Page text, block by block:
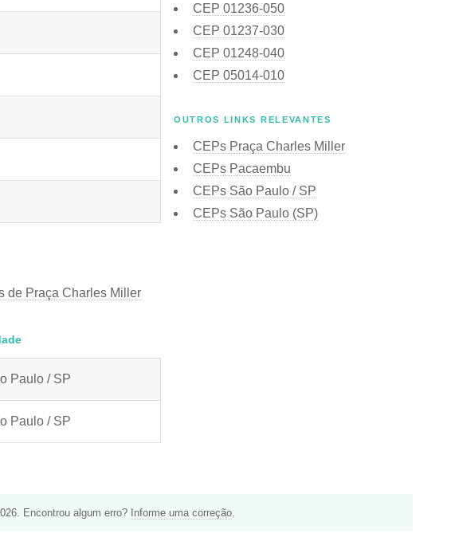
de Praça Charles Miller
Paulo / SP
Paulo / SP
CEP 01236-050
CEP 01237-030
CEP 01248-040
CEP 05014-010
OUTROS LINKS RELEVANTES
CEPs Praça Charles Miller
CEPs Pacaembu
CEPs São Paulo / SP
CEPs São Paulo (SP)
Encontrou algum erro? Informe uma correção